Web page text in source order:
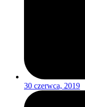
30 czerwca, 2019